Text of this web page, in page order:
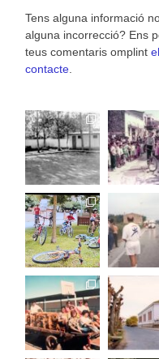
Tens alguna informació
alguna incorrecció? Ens
teus comentaris omplint
contacte